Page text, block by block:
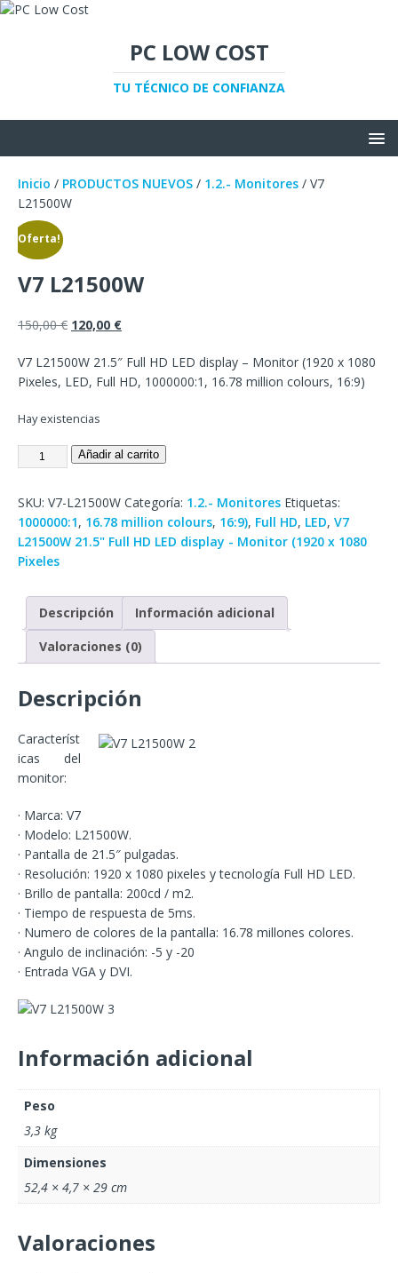
PC LOW COST
TU TÉCNICO DE CONFIANZA
Inicio / PRODUCTOS NUEVOS / 1.2.- Monitores / V7
L21500W
¡Oferta!
V7 L21500W
150,00€ 120,00 €
V7 L21500W 21.5″ Full HD LED display – Monitor (1920 x 1080
Pixeles, LED, Full HD, 1000000:1, 16.78 million colours, 16:9)
Hay existencias
Añadir al carrito
SKU: V7-L21500W Categoría: 1.2.- Monitores Etiquetas:
1000000:1, 16.78 million colours, 16:9), Full HD, LED, V7
L21500W 21.5" Full HD LED display - Monitor (1920 x 1080
Pixeles
Descripción
Información adicional
Valoraciones (0)
Descripción
Característ
icas del
monitor:
· Marca: V7
· Modelo: L21500W.
· Pantalla de 21.5″ pulgadas.
· Resolución: 1920 x 1080 pixeles y tecnología Full HD LED.
· Brillo de pantalla: 200cd / m2.
· Tiempo de respuesta de 5ms.
· Numero de colores de la pantalla: 16.78 millones colores.
· Angulo de inclinación: -5 y -20
· Entrada VGA y DVI.
Información adicional
Peso
3,3 kg
Dimensiones
52,4 × 4,7 × 29 cm
Valoraciones